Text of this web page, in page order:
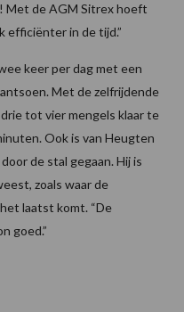
Met de AGM Sitrex hoeft
efficiënter in de tijd.”
keer per dag met een
Met de zelfrijdende
tot vier mengels klaar te
Ook is van Heugten
de stal gegaan. Hij is
zoals waar de
laatst komt. “De
goed.”